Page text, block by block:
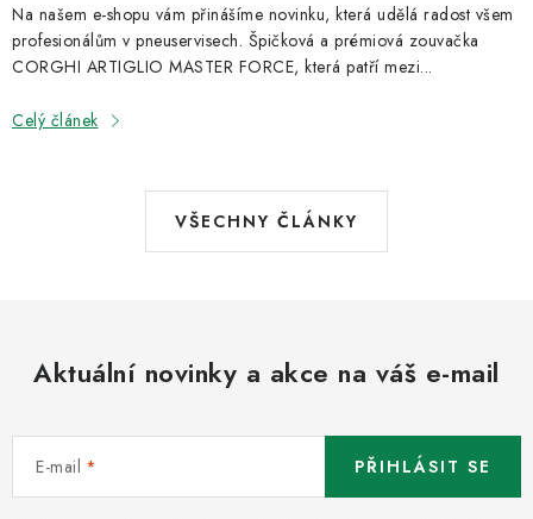
Na našem e-shopu vám přinášíme novinku, která udělá radost všem
profesionálům v pneuservisech. Špičková a prémiová zouvačka
CORGHI ARTIGLIO MASTER FORCE, která patří mezi...
Celý článek
VŠECHNY ČLÁNKY
Aktuální novinky a akce na váš e-mail
E-mail PŘIHLÁSIT SE